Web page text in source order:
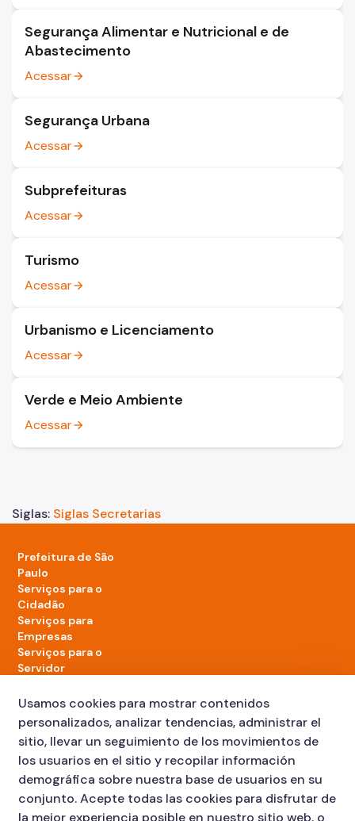
Segurança Alimentar e Nutricional e de
Abastecimento
Acessararrow_forward
Segurança Urbana
Acessararrow_forward
Subprefeituras
Acessararrow_forward
Turismo
Acessararrow_forward
Urbanismo e Licenciamento
Acessararrow_forward
Verde e Meio Ambiente
Acessararrow_forward
Siglas: Siglas Secretarias
Prefeitura de São
Paulo
Serviços para o
Cidadão
Serviços para
Empresas
Serviços para o
Servidor
cidade
LinkedIn da Prefeitura de São Paulo
TikTok da Prefeitura de São Paulo
YouTube da Prefeitura de São Paulo
X da Prefeitura de São Paulo
Instagram da Prefeitura de São Paulo
Facebook da Prefeitura de São Paulo
Diário Oficial
Usamos cookies para mostrar contenidos
personalizados, analizar tendencias, administrar el
sitio, llevar un seguimiento de los movimientos de
los usuarios en el sitio y recopilar información
demográfica sobre nuestra base de usuarios en su
conjunto. Acepte todas las cookies para disfrutar de
la mejor experiencia posible en nuestro sitio web, o